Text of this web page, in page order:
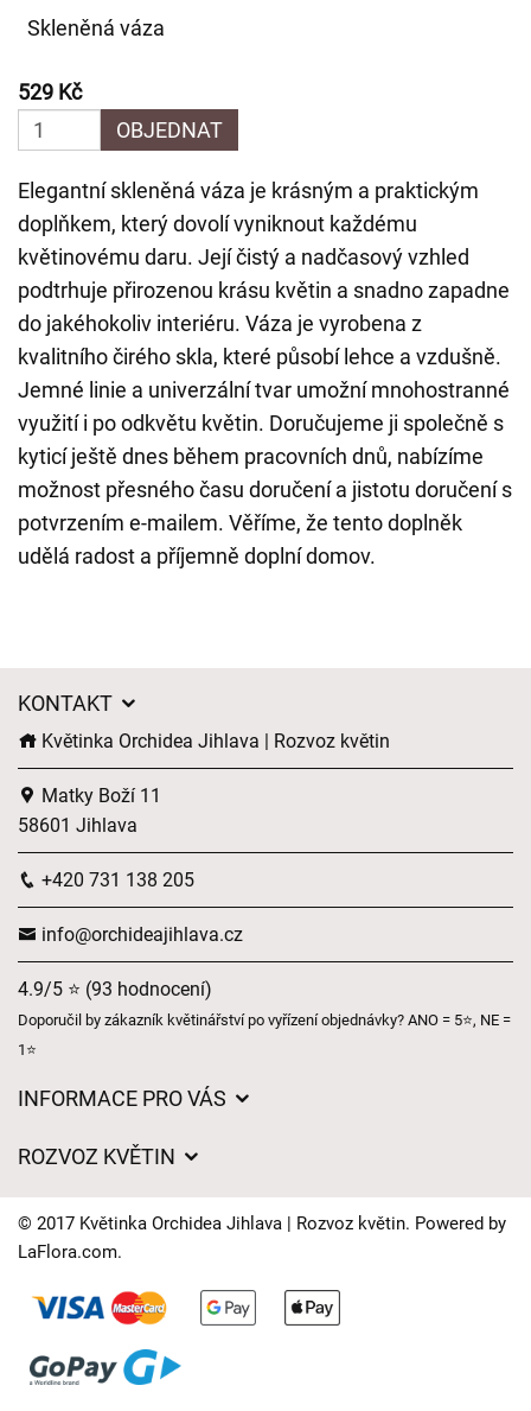
Skleněná váza
529 Kč
OBJEDNAT
Elegantní skleněná váza je krásným a praktickým
doplňkem, který dovolí vyniknout každému
květinovému daru. Její čistý a nadčasový vzhled
podtrhuje přirozenou krásu květin a snadno zapadne
do jakéhokoliv interiéru. Váza je vyrobena z
kvalitního čirého skla, které působí lehce a vzdušně.
Jemné linie a univerzální tvar umožní mnohostranné
využití i po odkvětu květin. Doručujeme ji společně s
kyticí ještě dnes během pracovních dnů, nabízíme
možnost přesného času doručení a jistotu doručení s
potvrzením e-mailem. Věříme, že tento doplněk
udělá radost a příjemně doplní domov.
KONTAKT
Květinka Orchidea Jihlava | Rozvoz květin
Matky Boží 11
58601 Jihlava
+420 731 138 205
info@orchideajihlava.cz
4.9/5 ⭐ (93 hodnocení)
Doporučil by zákazník květinářství po vyřízení objednávky? ANO = 5⭐, NE =
1⭐
INFORMACE PRO VÁS
Často kladené dotazy
Naše nabídka
Časy doručení květin – přehled možností
Dárkové poukazy
ROZVOZ KVĚTIN
Kam doručujeme květiny
Kontakt
© 2017 Květinka Orchidea Jihlava | Rozvoz květin. Powered by
LaFlora.com.